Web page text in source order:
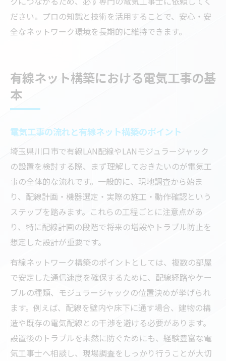
ださい。プロの知識と技術を活用することで、安心・安
全なネットワーク環境を長期的に維持できます。
有線ネット構築における電気工事の基
本
電気工事の流れと有線ネット構築のポイント
埼玉県川口市で有線LAN配線やLANモジュラージャック
の設置を検討する際、まず理解しておきたいのが電気工
事の全体的な流れです。一般的に、現地調査から始ま
り、配線計画・機器選定・実際の施工・動作確認という
ステップを踏みます。これらの工程ごとに注意点があ
り、特に配線計画の段階で将来の増設やトラブル防止を
想定した設計が重要です。
有線ネットワーク構築のポイントとしては、複数の部屋
で安定した通信速度を確保するために、配線経路やケー
ブルの種類、モジュラージャックの位置決めが挙げられ
ます。例えば、配線を壁内や床下に通す場合、建物の構
造や既存の電気配線との干渉を避ける必要があります。
設置後のトラブルを未然に防ぐためにも、経験豊富な電
気工事士へ相談し、現場調査をしっかり行うことが大切